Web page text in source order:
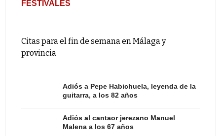
FESTIVALES
Citas para el fin de semana en Málaga y
provincia
Adiós a Pepe Habichuela, leyenda de la
guitarra, a los 82 años
Adiós al cantaor jerezano Manuel
Malena a los 67 años